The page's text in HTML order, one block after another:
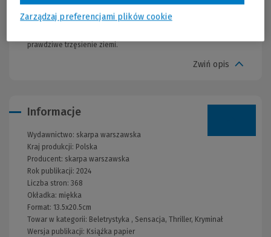
ważnych dokumentów z czasów drugiej wojny światowej
dotyczących Zbrodni Katyńskiej. Wisienką na torcie okazuje się
prawdziwe trzęsienie ziemi.
Zwiń opis
Informacje
Wydawnictwo: skarpa warszawska
Kraj produkcji: Polska
Producent: skarpa warszawska
Rok publikacji: 2024
Liczba stron: 368
Okładka: miękka
Format: 13.5x20.5cm
Towar w kategorii: Beletrystyka , Sensacja, Thriller, Kryminał
Wersja publikacji: Książka papier
Zarządzaj preferencjami plików cookie